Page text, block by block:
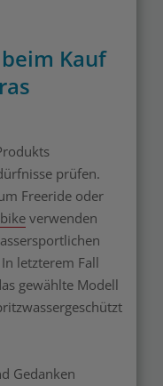
Kauf
prüfen.
Freeride oder
verwenden
letzterem Fall
gewählte Modell
Gedanken